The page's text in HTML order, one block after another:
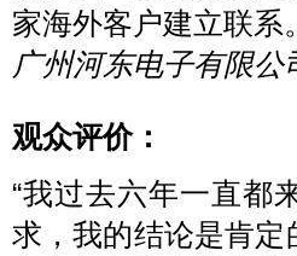
家海外客户建立联系
广州河东电子有限
观众评价：
“我过去六年一直都
求，我的结论是肯